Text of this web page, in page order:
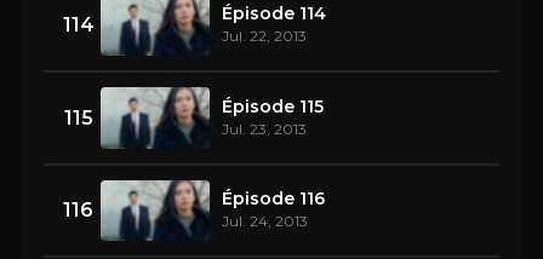
114 Épisode 114
Jul. 22, 2013
115 Épisode 115
Jul. 23, 2013
116 Épisode 116
Jul. 24, 2013